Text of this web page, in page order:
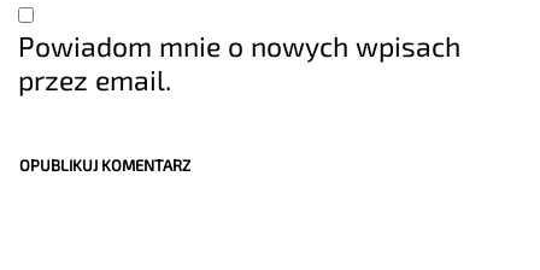
Powiadom mnie o nowych wpisach
przez email.